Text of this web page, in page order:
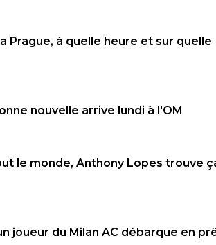
Prague, à quelle heure et sur quelle
nouvelle arrive lundi à l'OM
le monde, Anthony Lopes trouve
joueur du Milan AC débarque en